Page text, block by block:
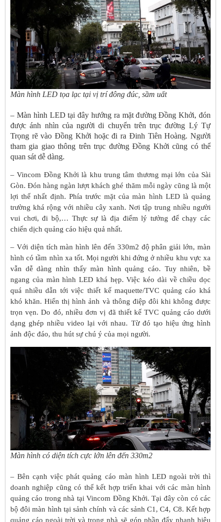
Màn hình LED tọa lạc tại vị trí đông đúc, sầm uất
– Màn hình LED tại đây hướng ra mặt đường Đồng Khởi, đón
được ánh nhìn của người di chuyển trên trục đường Lý Tự
Trọng rẽ vào Đồng Khởi hoặc đi ra Đinh Tiên Hoàng. Người
tham gia giao thông trên trục đường Đồng Khởi cũng có thể
quan sát dễ dàng.
– Vincom Đồng Khởi là khu trung tâm thương mại lớn của Sài
Gòn. Đón hàng ngàn lượt khách ghé thăm mỗi ngày cũng là một
lợi thế nhất định. Phía trước mặt của màn hình LED là quảng
trường khá rộng với nhiều cây xanh. Nơi tập trung nhiều người
vui chơi, đi bộ,… Thực sự là địa điểm lý tưởng để chạy các
chiến dịch quảng cáo hiệu quả nhất.
– Với diện tích màn hình lên đến 330m2 độ phân giải lớn, màn
hình có tầm nhìn xa tốt. Mọi người khi đứng ở nhiều khu vực xa
vẫn dễ dàng nhìn thấy màn hình quảng cáo. Tuy nhiên, bề
ngang của màn hình LED khá hẹp. Việc kéo dài về chiều dọc
quá nhiều dẫn tới việc thiết kế maquette/TVC quảng cáo khá
khó khăn. Hiển thị hình ảnh và thông điệp đôi khi không được
trọn vẹn. Do đó, nhiều đơn vị đã thiết kế TVC quảng cáo dưới
dạng ghép nhiều video lại với nhau. Từ đó tạo hiệu ứng hình
ảnh độc đáo, thu hút sự chú ý của mọi người.
Màn hình có diện tích cực lớn lên đến 330m2
– Bên cạnh việc phát quảng cáo màn hình LED ngoài trời thì
doanh nghiệp cũng có thể kết hợp triển khai với các màn hình
quảng cáo trong nhà tại Vincom Đồng Khởi. Tại đây còn có các
bộ đôi màn hình tại sảnh chính và các sảnh C1, C4, C8. Kết hợp
quảng cáo ngoài trời và trong nhà sẽ góp phần đẩy nhanh hiệu